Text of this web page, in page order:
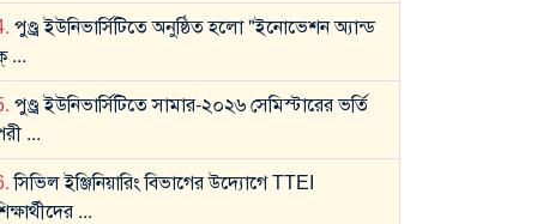
. পুণ্ড্র ইউনিভার্সিটিতে অনুষ্ঠিত হলো "ইনোভেশন অ্যান্ড
...
. পুণ্ড্র ইউনিভার্সিটিতে সামার-২০২৬ সেমিস্টারের ভর্তি
...
. সিভিল ইঞ্জিনিয়ারিং বিভাগের উদ্যোগে TTEI
...